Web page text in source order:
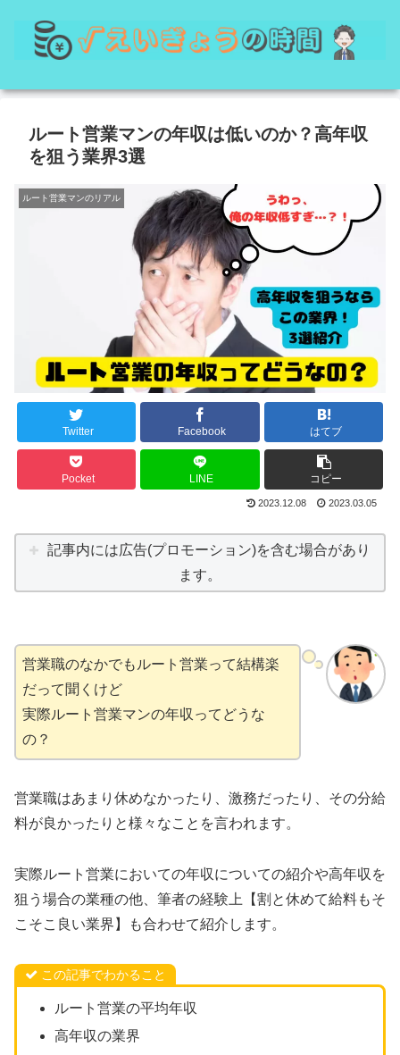
ルート営業マンの年収は低いのか？高年収
を狙う業界3選
ルート営業マンのリアル
Twitter Facebook はてブ
Pocket LINE コピー
2023.12.08 2023.03.05
記事内には広告(プロモーション)を含む場合があり
ます。
営業職のなかでもルート営業って結構楽
だって聞くけど
実際ルート営業マンの年収ってどうな
の？
営業職はあまり休めなかったり、激務だったり、その分給
料が良かったりと様々なことを言われます。
実際ルート営業においての年収についての紹介や高年収を
狙う場合の業種の他、筆者の経験上【割と休めて給料もそ
こそこ良い業界】も合わせて紹介します。
この記事でわかること
ルート営業の平均年収
高年収の業界